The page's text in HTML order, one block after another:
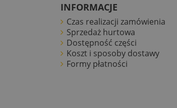
INFORMACJE
Czas realizacji zamówienia
Sprzedaż hurtowa
Dostępność części
Koszt i sposoby dostawy
Formy płatności